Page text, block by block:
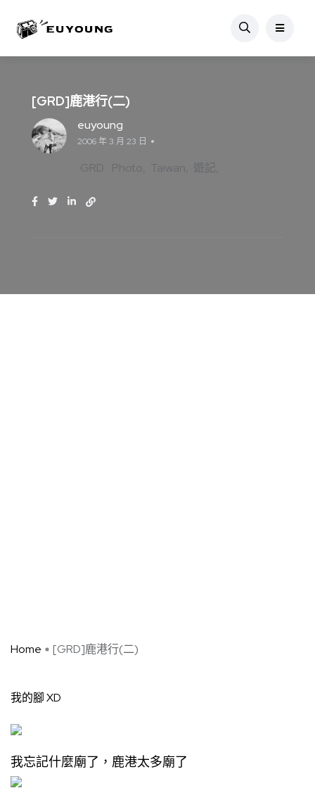
[GRD]鹿港行(二)
euyoung
2006 年 3 月 23 日
GRD Photo Taiwan 遊記
Home [GRD]鹿港行(二)
我的腳 XD
我忘記什麼廟了，鹿港太多廟了